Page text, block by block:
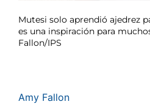
Mutesi solo aprendió ajedrez
es una inspiración para
Fallon/IPS
Amy Fallon